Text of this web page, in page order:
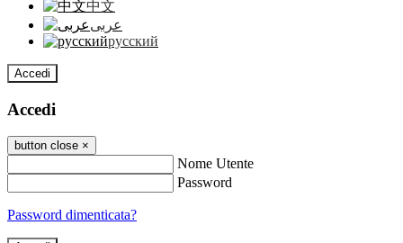
中文
عربى
русский
Accedi
Accedi
button close ×
Nome Utente
Password
Password dimenticata?